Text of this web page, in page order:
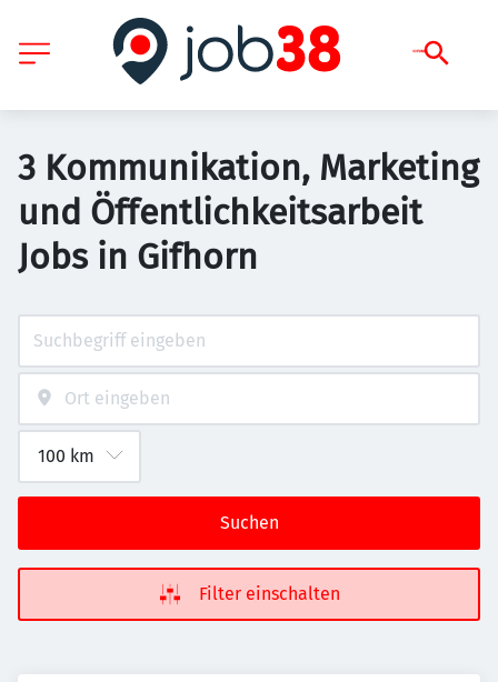
3 Kommunikation, Marketing
und Öffentlichkeitsarbeit
Jobs in Gifhorn
Suchen
Filter einschalten